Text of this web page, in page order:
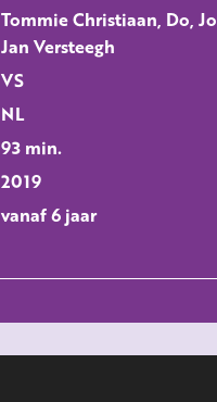
Tommie Christiaan, Do,
Jan Versteegh
VS
NL
93 min.
2019
vanaf 6 jaar